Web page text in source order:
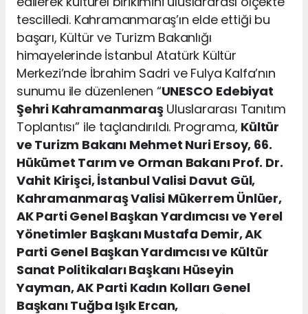
tescilledi. Kahramanmaraş’ın elde ettiği bu
başarı, Kültür ve Turizm Bakanlığı
himayelerinde İstanbul Atatürk Kültür
Merkezi’nde İbrahim Sadri ve Fulya Kalfa’nın
sunumu ile düzenlenen “UNESCO Edebiyat
Şehri KahramanmaraşUluslararası Tanıtım
Toplantısı” ile taçlandırıldı. Programa, Kültür
ve Turizm Bakanı Mehmet Nuri Ersoy, 66.
Hükümet Tarım ve Orman Bakanı Prof. Dr.
Vahit Kirişci, İstanbul Valisi Davut Gül,
Kahramanmaraş Valisi Mükerrem Ünlüer,
AK Parti Genel Başkan Yardımcısı ve Yerel
Yönetimler Başkanı Mustafa Demir, AK
Parti Genel Başkan Yardımcısı ve Kültür
Sanat Politikaları Başkanı Hüseyin
Yayman, AK Parti Kadın Kolları Genel
Başkanı Tuğba Işık Ercan,